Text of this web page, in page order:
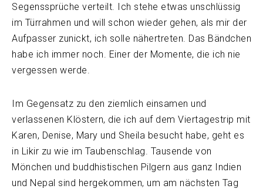
Segenssprüche verteilt. Ich stehe etwas unschlüssig
im Türrahmen und will schon wieder gehen, als mir der
Aufpasser zunickt, ich solle nähertreten. Das Bändchen
habe ich immer noch. Einer der Momente, die ich nie
vergessen werde.
Im Gegensatz zu den ziemlich einsamen und
verlassenen Klöstern, die ich auf dem Viertagestrip mit
Karen, Denise, Mary und Sheila besucht habe, geht es
in Likir zu wie im Taubenschlag. Tausende von
Mönchen und buddhistischen Pilgern aus ganz Indien
und Nepal sind hergekommen, um am nächsten Tag